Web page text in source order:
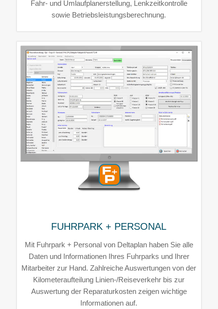
Fahr- und Umlaufplanerstellung, Lenkzeitkontrolle
sowie Betriebsleistungsberechnung.
FUHRPARK + PERSONAL
Mit Fuhrpark + Personal von Deltaplan haben Sie alle
Daten und Informationen Ihres Fuhrparks und Ihrer
Mitarbeiter zur Hand. Zahlreiche Auswertungen von der
Kilometeraufteilung Linien-/Reiseverkehr bis zur
Auswertung der Reparaturkosten zeigen wichtige
Informationen auf.